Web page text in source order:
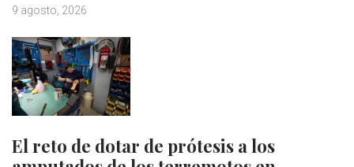
9 agosto, 2026
El reto de dotar de prótesis a los